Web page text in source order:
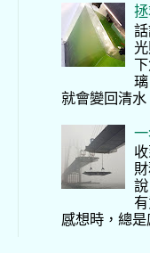
就會變回清
感想時，總